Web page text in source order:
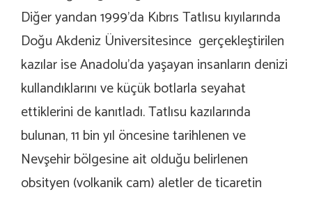
Diğer yandan 1999’da Kıbrıs Tatlısu kıyılarında
Doğu Akdeniz Üniversitesince gerçekleştirilen
kazılar ise Anadolu’da yaşayan insanların denizi
kullandıklarını ve küçük botlarla seyahat
ettiklerini de kanıtladı. Tatlısu kazılarında
bulunan, 11 bin yıl öncesine tarihlenen ve
Nevşehir bölgesine ait olduğu belirlenen
obsityen (volkanik cam) aletler de ticaretin